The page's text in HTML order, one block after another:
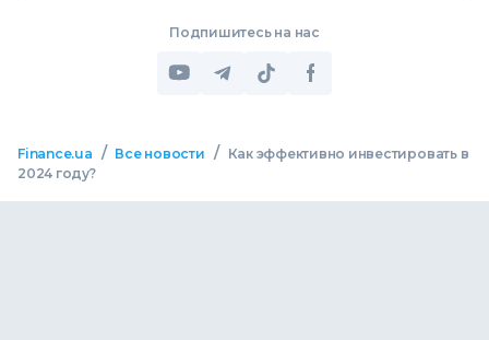
Подпишитесь на нас
Finance.ua / Все новости /
Как эффективно инвестировать в
2024 году?